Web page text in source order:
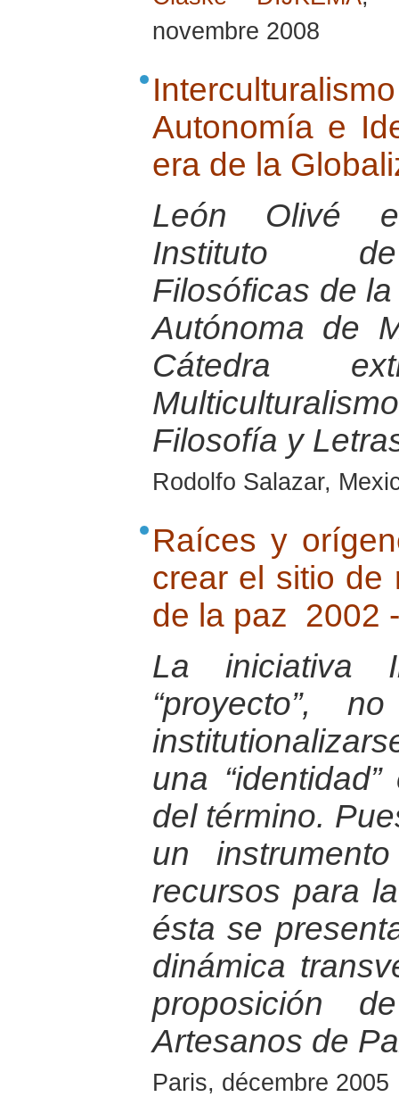
novembre 2008
Autonomía e
era de la
León Olivé
Instituto de
Filosóficas de
Autónoma de
Cátedra
Filosofía y
Rodolfo Salazar,
Raíces y
crear el sitio de
de la paz 2002
La iniciativa
“proyecto”,
una
del término.
un
recursos para
ésta se
dinámica
proposición
Artesanos de
Paris, décembre 2005